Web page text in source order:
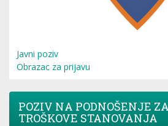
Javni poziv
Obrazac za prijavu
POZIV NA PODNOŠENJE
TROŠKOVE STANOVANJA